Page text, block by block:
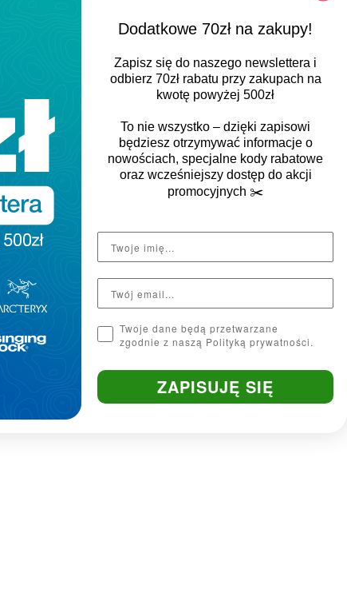
REGULAR FIT
Klasyczny, luźniejszy i prosty sportowy krój z
minimalnym dopasowaniem, zapewniający
większą swobodę ruchu, zachowanie komfortu
oraz miejsce na dodatkowe warstwy.
Dodatkowe 70zł na zakupy!
Zapisz się do naszego newslettera i
odbierz 70zł rabatu przy zakupach na
kwotę powyżej 500zł
To nie wszystko – dzięki zapisowi
będziesz otrzymywać informacje o
nowościach, specjalne kody rabatowe
oraz wcześniejszy dostęp do akcji
promocyjnych ✂️
Twoje dane będą przetwarzane
zgodnie z naszą Polityką prywatności.
ZAPISUJĘ SIĘ